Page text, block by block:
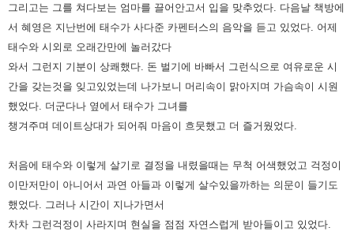
그리고는 그를 쳐다보는 엄마를 끌어안고서 입을 맞추었다. 다음날 책방에
서 혜영은 지난번에 태수가 사다준 카펜터스의 음악을 듣고 있었다. 어제
태수와 시외로 오래간만에 놀러갔다
와서 그런지 기분이 상쾌했다. 돈 벌기에 바빠서 그런식으로 여유로운 시
간을 갖는것을 잊고있었는데 나가보니 머리속이 맑아지며 가슴속이 시원
했었다. 더군다나 옆에서 태수가 그녀를
챙겨주며 데이트상대가 되어줘 마음이 흐뭇했고 더 즐거웠었다.
처음에 태수와 이렇게 살기로 결정을 내렸을때는 무척 어색했었고 걱정이
이만저만이 아니어서 과연 아들과 이렇게 살수있을까하는 의문이 들기도
했었다. 그러나 시간이 지나가면서
차차 그런걱정이 사라지며 현실을 점점 자연스럽게 받아들이고 있었다.